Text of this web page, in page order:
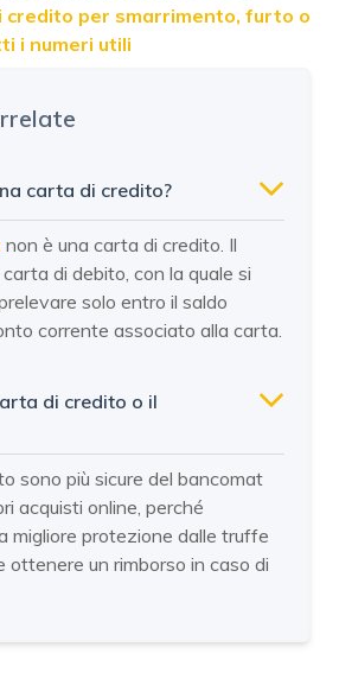
credito per smarrimento, furto o
i numeri utili
carta di credito?
non è una carta di credito. Il
di debito, con la quale si
solo entro il saldo
corrente associato alla carta.
di credito o il
sono più sicure del bancomat
acquisti online, perché
migliore protezione dalle truffe
ottenere un rimborso in caso di